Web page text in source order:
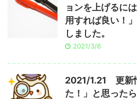
ョンを上げるに
用すれば良い！
しました。
2021/3/6
2021/1.21 更新
た！」と思った